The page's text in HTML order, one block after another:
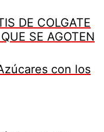
DE COLGATE
SE AGOTEN
con los